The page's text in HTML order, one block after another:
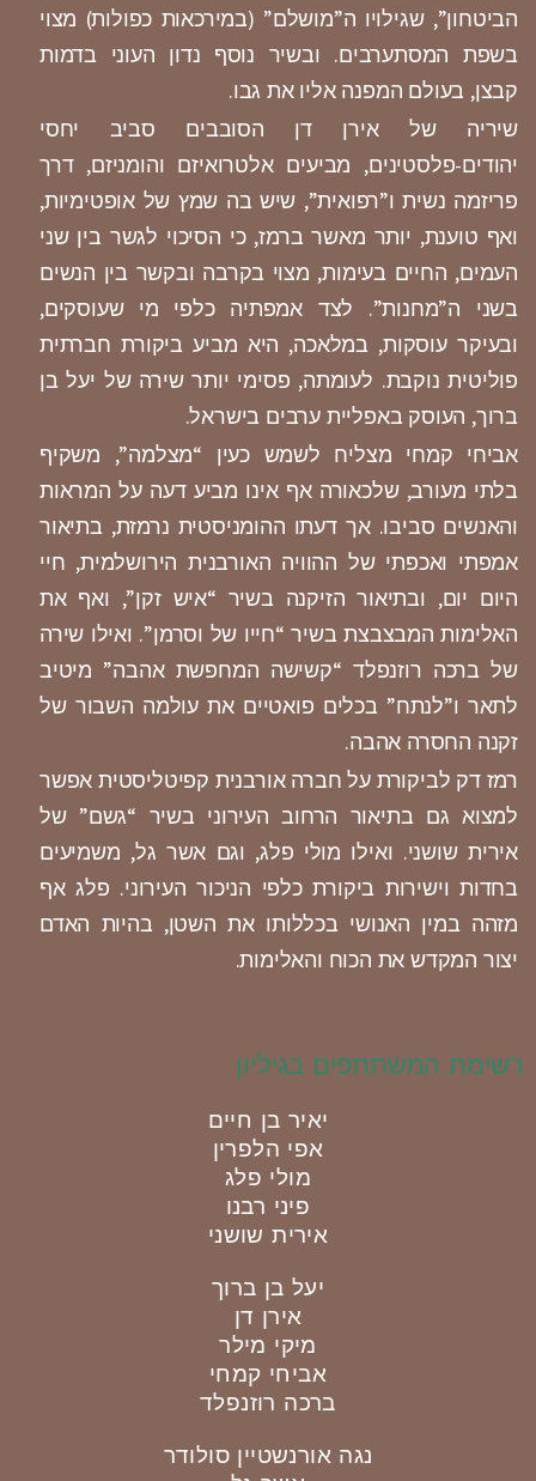
הביטחון”, שגילויו ה”מושלם” (במירכאות כפולות) מצוי
בשפת המסתערבים. ובשיר נוסף נדון העוני בדמות
קבצן, בעולם המפנה אליו את גבו.
שיריה של אירן דן הסובבים סביב יחסי
יהודים-פלסטינים, מביעים אלטרואיזם והומניזם, דרך
פריזמה נשית ו”רפואית”, שיש בה שמץ של אופטימיות,
ואף טוענת, יותר מאשר ברמז, כי הסיכוי לגשר בין שני
העמים, החיים בעימות, מצוי בקרבה ובקשר בין הנשים
בשני ה”מחנות”. לצד אמפתיה כלפי מי שעוסקים,
ובעיקר עוסקות, במלאכה, היא מביע ביקורת חברתית
פוליטית נוקבת. לעומתה, פסימי יותר שירה של יעל בן
ברוך, העוסק באפליית ערבים בישראל.
אביחי קמחי מצליח לשמש כעין “מצלמה”, משקיף
בלתי מעורב, שלכאורה אף אינו מביע דעה על המראות
והאנשים סביבו. אך דעתו ההומניסטית נרמזת, בתיאור
אמפתי ואכפתי של ההוויה האורבנית הירושלמית, חיי
היום יום, ובתיאור הזיקנה בשיר “איש זקן”, ואף את
האלימות המבצבצת בשיר “חייו של וסרמן”. ואילו שירה
של ברכה רוזנפלד “קשישה המחפשת אהבה” מיטיב
לתאר ו”לנתח” בכלים פואטיים את עולמה השבור של
זקנה החסרה אהבה.
רמז דק לביקורת על חברה אורבנית קפיטליסטית אפשר
למצוא גם בתיאור הרחוב העירוני בשיר “גשם” של
אירית שושני. ואילו מולי פלג, וגם אשר גל, משמיעים
בחדות וישירות ביקורת כלפי הניכור העירוני. פלג אף
מזהה במין האנושי בכללותו את השטן, בהיות האדם
יצור המקדש את הכוח והאלימות.
רשימת המשתתפים בגיליון
יאיר בן חיים
אפי הלפרין
מולי פלג
פיני רבנו
אירית שושני
יעל בן ברוך
אירן דן
מיקי מילר
אביחי קמחי
ברכה רוזנפלד
נגה אורנשטיין סולודר